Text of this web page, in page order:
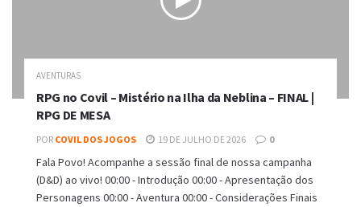
AVENTURAS
RPG no Covil – Mistério na Ilha da Neblina – FINAL |
RPG DE MESA
POR COVIL DOS JOGOS 19 DE JULHO DE 2026 0
Fala Povo! Acompanhe a sessão final de nossa campanha
(D&D) ao vivo! 00:00 - Introdução 00:00 - Apresentação dos
Personagens 00:00 - Aventura 00:00 - Considerações Finais